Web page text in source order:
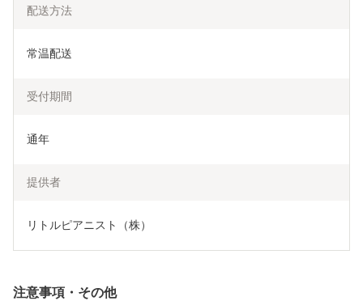
配送方法
常温配送
受付期間
通年
提供者
リトルピアニスト（株）
注意事項・その他